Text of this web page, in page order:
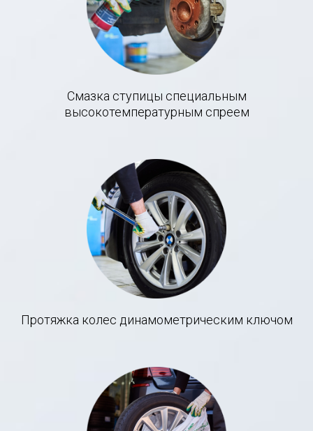
Смазка ступицы специальным
высокотемпературным спреем
Протяжка колес динамометрическим ключом